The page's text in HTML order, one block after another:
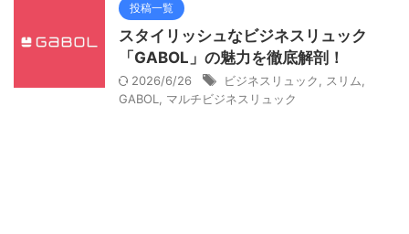
投稿一覧
スタイリッシュなビジネスリュック
「GABOL」の魅力を徹底解剖！
2026/6/26 ビジネスリュック スリム
GABOL
マルチビジネスリュック